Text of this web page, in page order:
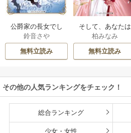
公爵家の長女でし
た
鈴音さや
無料立読み
そして、あなたは
私を捨てる
柏みなみ
無料立読み
その他の人気ランキングをチェック！
総合ランキング
少女・女性